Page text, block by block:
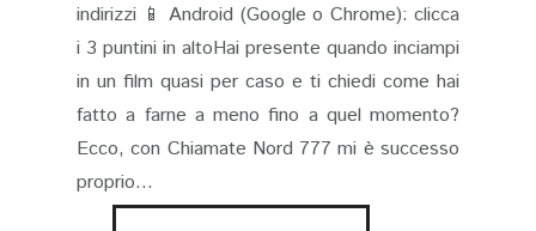
indirizzi 📱 Android (Google o Chrome): clicca
i 3 puntini in altoHai presente quando inciampi
in un film quasi per caso e ti chiedi come hai
fatto a farne a meno fino a quel momento?
Ecco, con Chiamate Nord 777 mi è successo
proprio...